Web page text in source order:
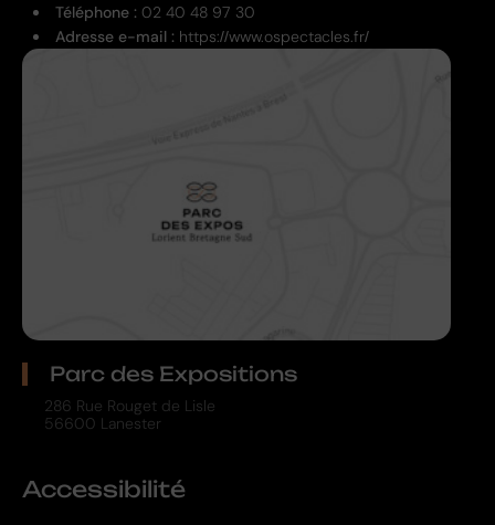
Téléphone : 02 40 48 97 30
Adresse e-mail : https://www.ospectacles.fr/
Parc des Expositions
286 Rue Rouget de Lisle
56600 Lanester
Accessibilité